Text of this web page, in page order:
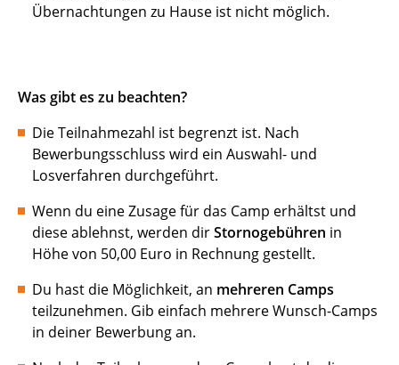
Übernachtungen zu Hause ist nicht möglich.
Was gibt es zu beachten?
Die Teilnahmezahl ist begrenzt ist. Nach
Bewerbungsschluss wird ein Auswahl- und
Losverfahren durchgeführt.
Wenn du eine Zusage für das Camp erhältst und
diese ablehnst, werden dirStornogebühren in
Höhe von 50,00 Euro in Rechnung gestellt.
Du hast die Möglichkeit, an mehreren Camps
teilzunehmen. Gib einfach mehrere Wunsch-Camps
in deiner Bewerbung an.